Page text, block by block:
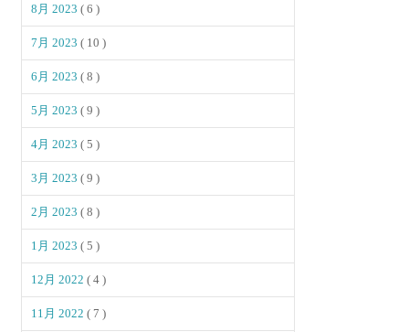
8月 2023( 6 )
7月 2023( 10 )
6月 2023( 8 )
5月 2023( 9 )
4月 2023( 5 )
3月 2023( 9 )
2月 2023( 8 )
1月 2023( 5 )
12月 2022( 4 )
11月 2022( 7 )